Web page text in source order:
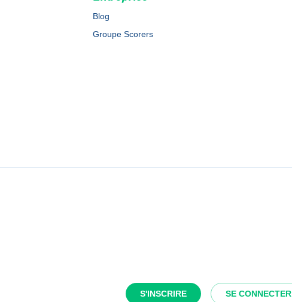
S'INSCRIRE SE CONNECTER
Blog
Groupe Scorers